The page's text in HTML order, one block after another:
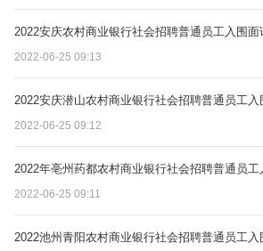
2022安庆农村商业银行社会招聘普通员工入围面
2022-06-25 09:13
2022安庆潜山农村商业银行社会招聘普通员工
2022-06-25 09:12
2022年亳州药都农村商业银行社会招聘普通员
2022-06-25 09:11
2022池州青阳农村商业银行社会招聘普通员工